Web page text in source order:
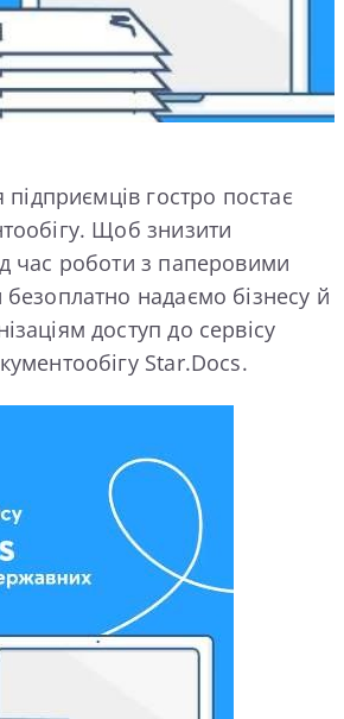
підприємців гостро постає
Щоб знизити
час роботи з паперовими
надаємо бізнесу й
доступ до сервісу
Star.Docs.